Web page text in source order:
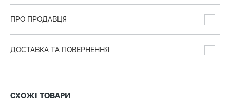
ПРО ПРОДАВЦЯ
ДОСТАВКА ТА ПОВЕРНЕННЯ
СХОЖІ ТОВАРИ